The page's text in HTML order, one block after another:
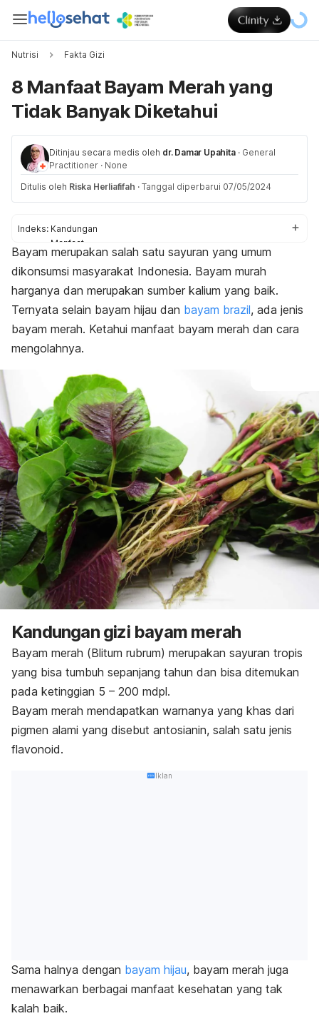
Nutrisi Fakta Gizi
8 Manfaat Bayam Merah yang
Tidak Banyak Diketahui
Ditinjau secara medis oleh dr. Damar Upahita · General
Practitioner · None
Ditulis oleh Riska Herliafifah · Tanggal diperbarui 07/05/2024
Indeks: Kandungan
Manfaat
Hal yang perlu diperhatikan
Bayam merupakan salah satu sayuran yang umum
dikonsumsi masyarakat Indonesia. Bayam murah
harganya dan merupakan sumber kalium yang baik.
Ternyata selain bayam hijau dan bayam brazil, ada jenis
bayam merah. Ketahui manfaat bayam merah dan cara
mengolahnya.
Kandungan gizi bayam merah
Bayam merah (Blitum rubrum) merupakan sayuran tropis
yang bisa tumbuh sepanjang tahun dan bisa ditemukan
pada ketinggian 5 – 200 mdpl.
Bayam merah mendapatkan warnanya yang khas dari
pigmen alami yang disebut antosianin, salah satu jenis
flavonoid.
Iklan
Sama halnya dengan bayam hijau, bayam merah juga
menawarkan berbagai manfaat kesehatan yang tak
kalah baik.